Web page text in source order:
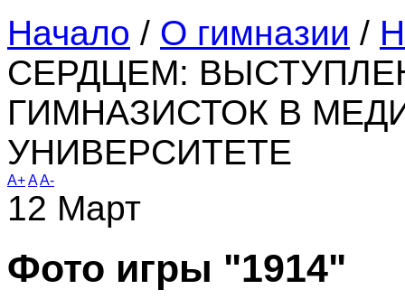
Начало / О гимназии /
СЕРДЦЕМ:
ГИМНАЗИСТОК В
УНИВЕРСИТЕТЕ
A+AA-
12 Март
Фото игры "1914"